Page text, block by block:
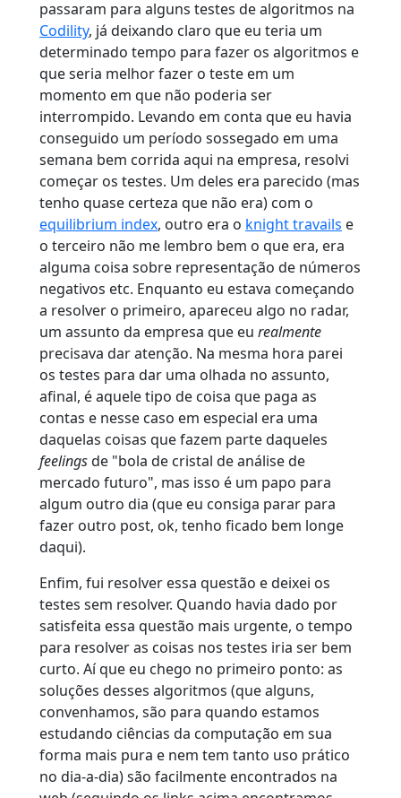
passaram para alguns testes de algoritmos na
Codility, já deixando claro que eu teria um
determinado tempo para fazer os algoritmos e
que seria melhor fazer o teste em um
momento em que não poderia ser
interrompido. Levando em conta que eu havia
conseguido um período sossegado em uma
semana bem corrida aqui na empresa, resolvi
começar os testes. Um deles era parecido (mas
tenho quase certeza que não era) com o
equilibrium index, outro era o knight travails e
o terceiro não me lembro bem o que era, era
alguma coisa sobre representação de números
negativos etc. Enquanto eu estava começando
a resolver o primeiro, apareceu algo no radar,
um assunto da empresa que eu realmente
precisava dar atenção. Na mesma hora parei
os testes para dar uma olhada no assunto,
afinal, é aquele tipo de coisa que paga as
contas e nesse caso em especial era uma
daquelas coisas que fazem parte daqueles
feelingsde "bola de cristal de análise de
mercado futuro", mas isso é um papo para
algum outro dia (que eu consiga parar para
fazer outro post, ok, tenho ficado bem longe
daqui).
Enfim, fui resolver essa questão e deixei os
testes sem resolver. Quando havia dado por
satisfeita essa questão mais urgente, o tempo
para resolver as coisas nos testes iria ser bem
curto. Aí que eu chego no primeiro ponto: as
soluções desses algoritmos (que alguns,
convenhamos, são para quando estamos
estudando ciências da computação em sua
forma mais pura e nem tem tanto uso prático
no dia-a-dia) são facilmente encontrados na